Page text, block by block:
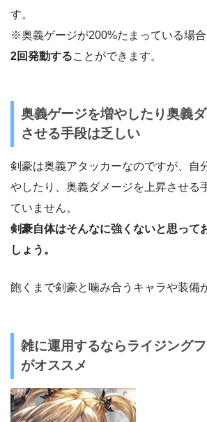
す。
※奥義ゲージが200%たまっている場
2回発動することができます。
奥義ゲージを増やしたり奥義
させる手段は乏しい
剣豪は奥義アタッカーなのですが、自
やしたり、奥義ダメージを上昇させる
ていません。
剣豪自体はそんなに強くないと思って
しょう。
飽くまで剣豪と噛み合うキャラや装備
雑に運用するならライジング
がオススメ